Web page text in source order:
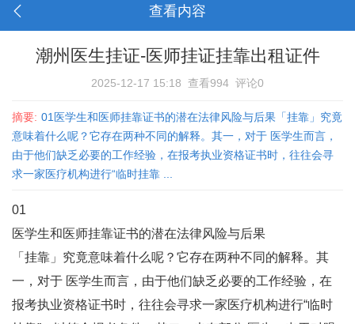
查看内容
潮州医生挂证-医师挂证挂靠出租证件
2025-12-17 15:18 查看994 评论0
摘要: 01医学生和医师挂靠证书的潜在法律风险与后果「挂靠」究竟
意味着什么呢？它存在两种不同的解释。其一，对于 医学生而言，
由于他们缺乏必要的工作经验，在报考执业资格证书时，往往会寻
求一家医疗机构进行“临时挂靠 ...
01
医学生和医师挂靠证书的潜在法律风险与后果
「挂靠」究竟意味着什么呢？它存在两种不同的解释。其
一，对于 医学生而言，由于他们缺乏必要的工作经验，在
报考执业资格证书时，往往会寻求一家医疗机构进行“临时